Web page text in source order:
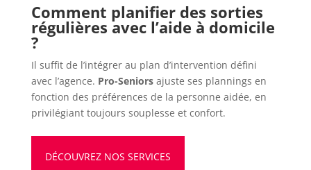
Comment planifier des sorties
régulières avec l’aide à domicile
?
Il suffit de l’intégrer au plan d’intervention défini
avec l’agence. Pro-Seniorsajuste ses plannings en
fonction des préférences de la personne aidée, en
privilégiant toujours souplesse et confort.
DÉCOUVREZ NOS SERVICES